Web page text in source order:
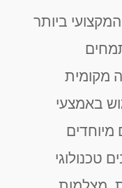
ביותר
מקומית
באמצעי
טכנולוגי